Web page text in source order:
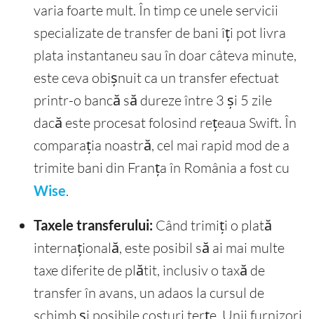
varia foarte mult. În timp ce unele servicii
specializate de transfer de bani îți pot livra
plata instantaneu sau în doar câteva minute,
este ceva obișnuit ca un transfer efectuat
printr-o bancă să dureze între 3 și 5 zile
dacă este procesat folosind rețeaua Swift. În
comparația noastră, cel mai rapid mod de a
trimite bani din Franța în România a fost cu
Wise.
Taxele transferului: Când trimiți o plată
internațională, este posibil să ai mai multe
taxe diferite de plătit, inclusiv o taxă de
transfer în avans, un adaos la cursul de
schimb și posibile costuri terțe. Unii furnizori